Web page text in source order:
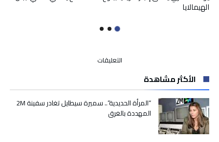
الهيمالايا
التعليقات
القصر
الملكي
أوقع
الأكثر مشاهدة
“المرأة الحديدية”.. سميرة سيطايل تغادر سفينة 2M
المهددة بالغرق